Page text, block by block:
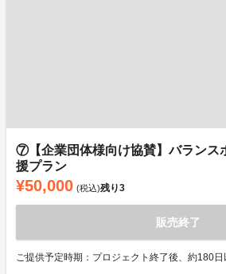
⑦【企業団体様向け協賛】バランス
援プラン
¥50,000 (税込)残り3
販売終了
ご提供予定時期：プロジェクト終了後、約180